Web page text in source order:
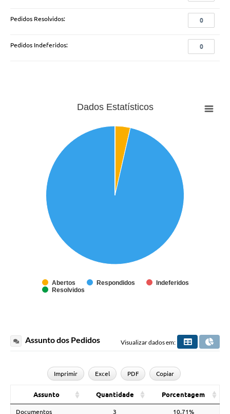
Pedidos Resolvidos: 0
Pedidos Indeferidos: 0
Dados Estatísticos
Abertos Respondidos
Indeferidos
Resolvidos
Assunto dos Pedidos Visualizar dados em:
Imprimir Excel PDF Copiar
Assunto Quantidade Porcentagem
Documentos 3 10,71%